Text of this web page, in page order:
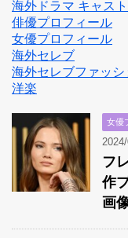
海外ドラマ キャスト
俳優プロフィール
女優プロフィール
海外セレブ
海外セレブファッシ
洋楽
女優
フ
作
画